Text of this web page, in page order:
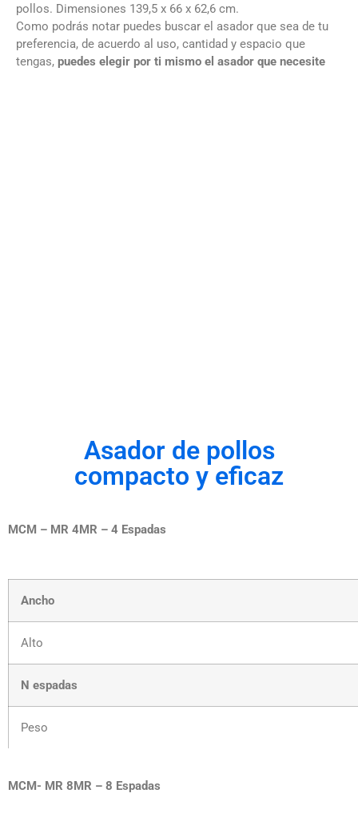
pollos. Dimensiones 139,5 x 66 x 62,6 cm.
Como podrás notar puedes buscar el asador que sea de tu
preferencia, de acuerdo al uso, cantidad y espacio que
tengas, puedes elegir por ti mismo el asador que necesite
Asador de pollos
compacto y eficaz
MCM – MR 4MR – 4 Espadas
Ancho
Alto
N espadas
Peso
MCM- MR 8MR – 8 Espadas